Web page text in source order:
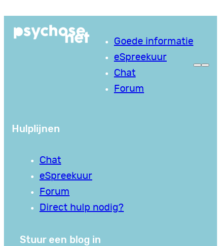
naar
Goede informatie
eSpreekuur
Chat
Forum
Hulplijnen
Chat
eSpreekuur
Forum
Direct hulp nodig?
Stuur een blog in